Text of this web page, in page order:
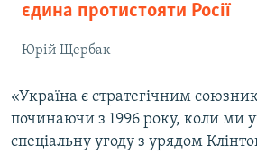
єдина протистояти Росії
Юрій Щербак
«Україна є стратегічним
починаючи з 1996 року, коли ми
спеціальну угоду з урядом